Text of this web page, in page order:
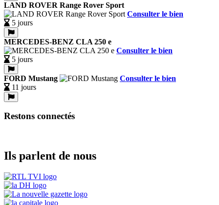
LAND ROVER Range Rover Sport
Consulter le bien
5 jours
MERCEDES-BENZ CLA 250 e
Consulter le bien
5 jours
FORD Mustang
Consulter le bien
11 jours
Restons connectés
Ils parlent de nous